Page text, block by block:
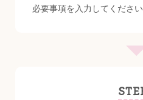
必要事項を入力してください